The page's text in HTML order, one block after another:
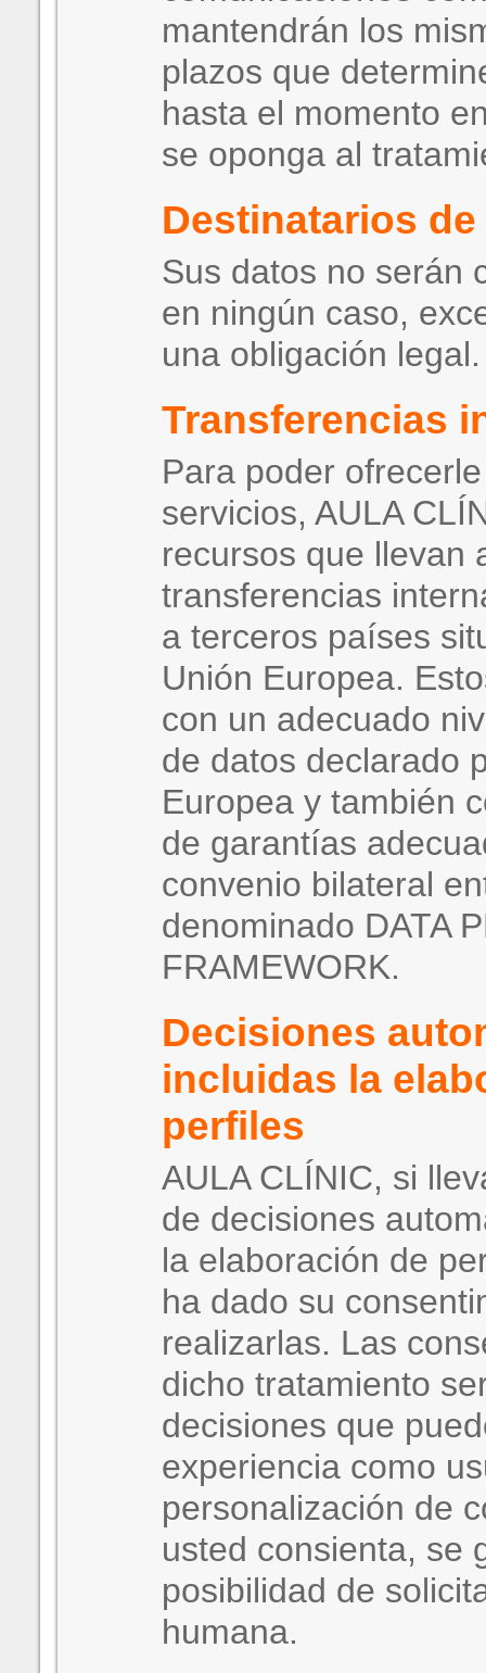
mantendrán los
plazos que
hasta el momento
se oponga al
Destinatarios
Sus datos no serán
en ningún caso,
una obligación legal.
Transferencias
Para poder
servicios, AULA
recursos que llevan
transferencias
a terceros países
Unión Europea.
con un adecuado
de datos declarado
Europea y también
de garantías
convenio bilateral
denominado DATA
FRAMEWORK.
Decisiones
incluidas la
perfiles
AULA CLÍNIC, si
de decisiones
la elaboración de
ha dado su
realizarlas. Las
dicho tratamiento
decisiones que
experiencia como
personalización de
usted consienta, se
posibilidad de
humana.